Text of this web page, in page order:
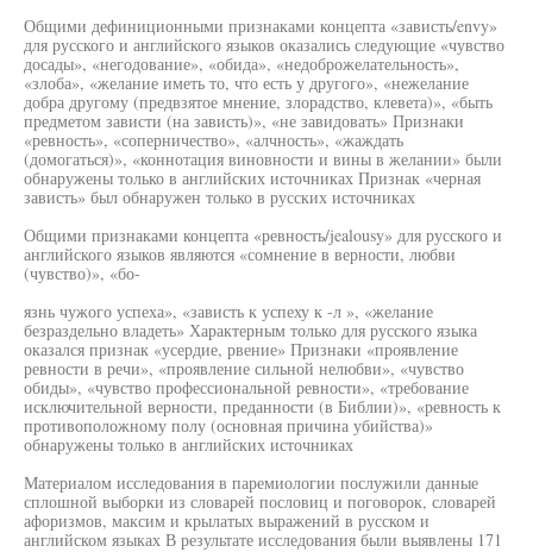
Общими дефиниционными признаками концепта «зависть/envy»
для русского и английского языков оказались следующие «чувство
досады», «негодование», «обида», «недоброжелательность»,
«злоба», «желание иметь то, что есть у другого», «нежелание
добра другому (предвзятое мнение, злорадство, клевета)», «быть
предметом зависти (на зависть)», «не завидовать» Признаки
«ревность», «соперничество», «алчность», «жаждать
(домогаться)», «коннотация виновности и вины в желании» были
обнаружены только в английских источниках Признак «черная
зависть» был обнаружен только в русских источниках
Общими признаками концепта «ревность/jealousy» для русского и
английского языков являются «сомнение в верности, любви
(чувство)», «бо-
язнь чужого успеха», «зависть к успеху к -л », «желание
безраздельно владеть» Характерным только для русского языка
оказался признак «усердие, рвение» Признаки «проявление
ревности в речи», «проявление сильной нелюбви», «чувство
обиды», «чувство профессиональной ревности», «требование
исключительной верности, преданности (в Библии)», «ревность к
противоположному полу (основная причина убийства)»
обнаружены только в английских источниках
Материалом исследования в паремиологии послужили данные
сплошной выборки из словарей пословиц и поговорок, словарей
афоризмов, максим и крылатых выражений в русском и
английском языках В результате исследования были выявлены 171